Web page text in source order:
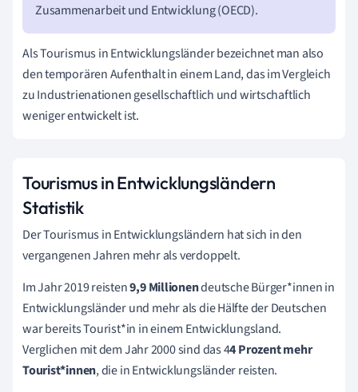
Zusammenarbeit und Entwicklung (OECD).
Als Tourismus in Entwicklungsländer bezeichnet man also
den temporären Aufenthalt in einem Land, das im Vergleich
zu Industrienationen gesellschaftlich und wirtschaftlich
weniger entwickelt ist.
Tourismus in Entwicklungsländern
Statistik
Der Tourismus in Entwicklungsländern hat sich in den
vergangenen Jahren mehr als verdoppelt.
Im Jahr 2019 reisten9,9 Millionendeutsche Bürger*innen in
Entwicklungsländerund mehr als die Hälfte der Deutschen
war bereits Tourist*in in einem Entwicklungsland.
Verglichen mit dem Jahr 2000 sind das 44 Prozent mehr
Tourist*innen, die in Entwicklungsländer reisten.